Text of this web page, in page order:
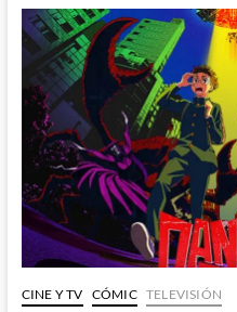
Daima
la
versión
Toriyama
de
Dragon
Ball
GT?
CINE Y TV CÓMIC TELEVISIÓN